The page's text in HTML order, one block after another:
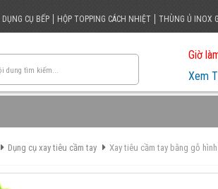
DỤNG CỤ BẾP HỘP TOPPING CÁCH NHIỆT THÙNG Ủ INOX
Giờ
Xem
Dụng cụ xay tiêu cầm tay Xay tiêu cầm tay bằng gỗ